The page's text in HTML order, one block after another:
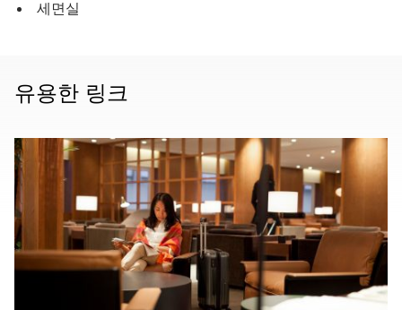
세면실
유용한 링크